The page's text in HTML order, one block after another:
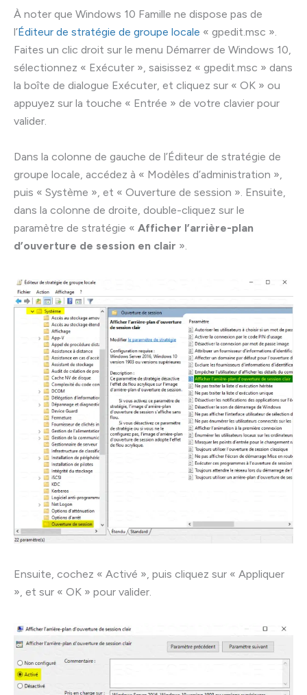
À noter que Windows 10 Famille ne dispose pas de
l’Éditeur de stratégie de groupe locale « gpedit.msc ».
Faites un clic droit sur le menu Démarrer de Windows 10,
sélectionnez « Exécuter », saisissez « gpedit.msc » dans
la boîte de dialogue Exécuter, et cliquez sur « OK » ou
appuyez sur la touche « Entrée » de votre clavier pour
valider.
Dans la colonne de gauche de l’Éditeur de stratégie de
groupe locale, accédez à « Modèles d’administration »,
puis « Système », et « Ouverture de session ». Ensuite,
dans la colonne de droite, double-cliquez sur le
paramètre de stratégie « Afficher l’arrière-plan
d’ouverture de session en clair ».
Ensuite, cochez « Activé », puis cliquez sur « Appliquer
», et sur « OK » pour valider.